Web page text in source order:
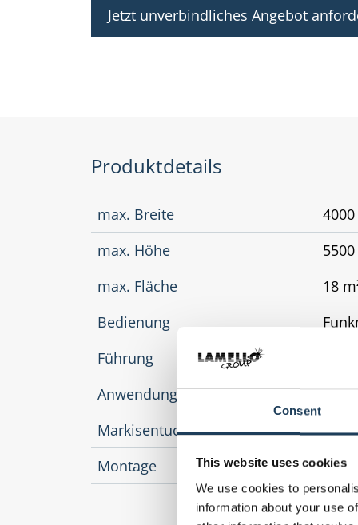
Consent
This website uses cookies
We use cookies to
information about your use
Jetzt unverbindliches Angebot
Produktdetails
max. Breite
max. Höhe
max. Fläche
18
Bedienung
Führung
Anwendungsbereich
Markisentuch
Montage
im